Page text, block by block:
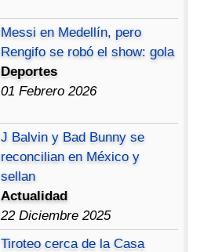
Messi en Medellín, pero
Rengifo se robó el show: gola
Deportes
01 Febrero 2026
J Balvin y Bad Bunny se
reconcilian en México y
sellan
Actualidad
22 Diciembre 2025
Tiroteo cerca de la Casa